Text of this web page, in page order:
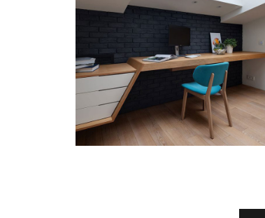
Minimalistic Style
Appartment
DECOR INTERIOR
Minimal Guests House